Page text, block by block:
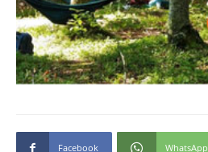
Facebook WhatsApp